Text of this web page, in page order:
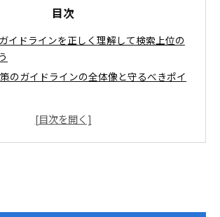
目次
イドラインを正しく理解して検索上位の
のガイドラインの全体像と守るべきポイ
ル検索で評価アップ！注目される要素と違